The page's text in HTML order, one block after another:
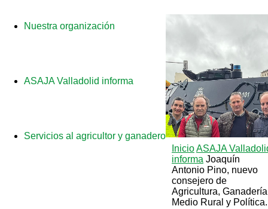
Nuestra organización
ASAJA Valladolid informa
Servicios al agricultor y ganadero
InicioASAJA
informa Joaquín
Antonio Pino, nuevo
consejero de
Agricultura,
Medio Rural y